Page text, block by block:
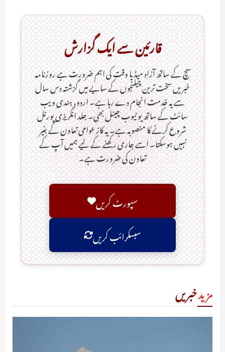
قارئین سے ایک گزارش
سچ کے ساتھ آزاد میڈیا وقت کی اہم ضرورت ہےـ روزنامہ
خبریں سخت ترین چیلنجوں کے سایے میں گزشتہ دس سال
سے یہ خدمت انجام دے رہا ہے۔ اردو، ہندی ویب
سائٹ کے ساتھ یو ٹیوب چینل بھی۔ جلد انگریزی پورٹل
شروع کرنے کا منصوبہ ہے۔ یہ کاز عوامی تعاون کے بغیر
نہیں ہوسکتا۔ اسے جاری رکھنے کے لیے ہمیں آپ کے
تعاون کی ضرورت ہے۔
سپورٹ کریں
سبسکرائب کریں
مزیدخبریں